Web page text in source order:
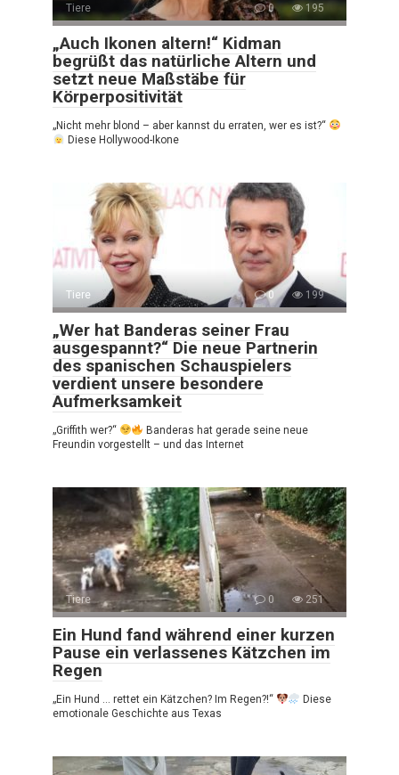
Tiere 0 195
„Auch Ikonen altern!“ Kidman
begrüßt das natürliche Altern und
setzt neue Maßstäbe für
Körperpositivität
„Nicht mehr blond – aber kannst du erraten, wer es ist?“
Diese Hollywood-Ikone
Tiere 0 199
„Wer hat Banderas seiner Frau
ausgespannt?“ Die neue Partnerin
des spanischen Schauspielers
verdient unsere besondere
Aufmerksamkeit
„Griffith wer?“
Banderas hat gerade seine neue
Freundin vorgestellt – und das Internet
Tiere 0 251
Ein Hund fand während einer kurzen
Pause ein verlassenes Kätzchen im
Regen
„Ein Hund … rettet ein Kätzchen? Im Regen?!“
Diese
emotionale Geschichte aus Texas